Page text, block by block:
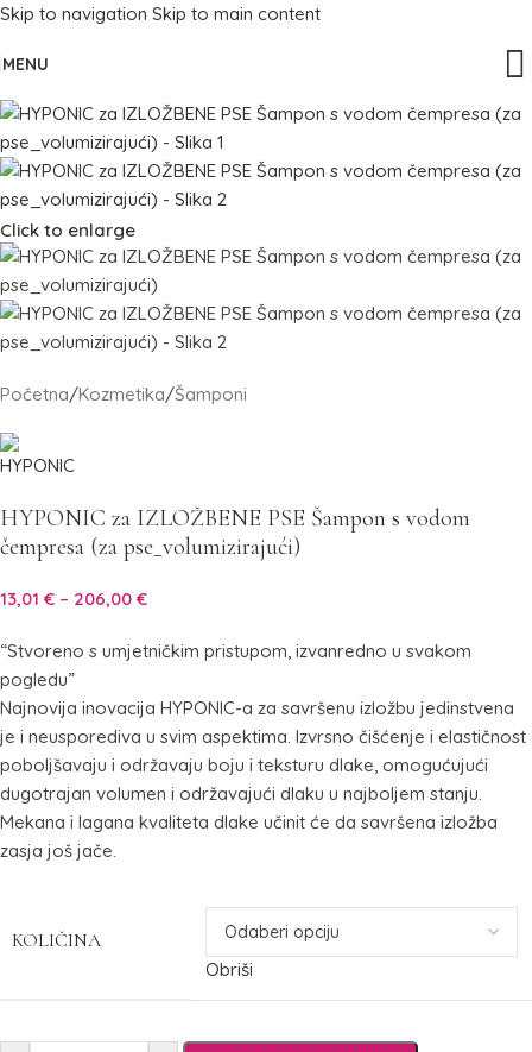
Skip to navigation Skip to main content
MENU
Click to enlarge
Početna/Kozmetika/Šamponi
HYPONIC za IZLOŽBENE PSE Šampon s vodom
čempresa (za pse_volumizirajući)
13,01 € – 206,00 €
“Stvoreno s umjetničkim pristupom, izvanredno u svakom
pogledu”
Najnovija inovacija HYPONIC-a za savršenu izložbu jedinstvena
je i neusporediva u svim aspektima. Izvrsno čišćenje i elastičnost
poboljšavaju i održavaju boju i teksturu dlake, omogućujući
dugotrajan volumen i održavajući dlaku u najboljem stanju.
Mekana i lagana kvaliteta dlake učinit će da savršena izložba
zasja još jače.
KOLIČINA
Obriši